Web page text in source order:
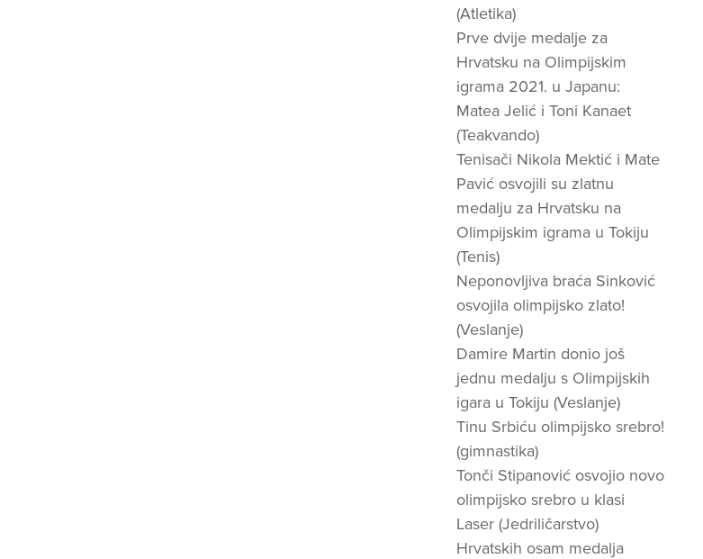
(Atletika)
Prve dvije medalje za
Hrvatsku na Olimpijskim
igrama 2021. u Japanu:
Matea Jelić i Toni Kanaet
(Teakvando)
Tenisači Nikola Mektić i Mate
Pavić osvojili su zlatnu
medalju za Hrvatsku na
Olimpijskim igrama u Tokiju
(Tenis)
Neponovljiva braća Sinković
osvojila olimpijsko zlato!
(Veslanje)
Damire Martin donio još
jednu medalju s Olimpijskih
igara u Tokiju (Veslanje)
Tinu Srbiću olimpijsko srebro!
(gimnastika)
Tonči Stipanović osvojio novo
olimpijsko srebro u klasi
Laser (Jedriličarstvo)
Hrvatskih osam medalja